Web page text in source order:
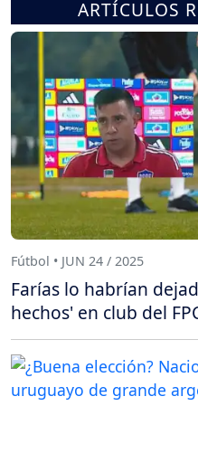
ARTÍCULOS
Fútbol • JUN 24 / 2025
Farías lo habrían
hechos' en club del